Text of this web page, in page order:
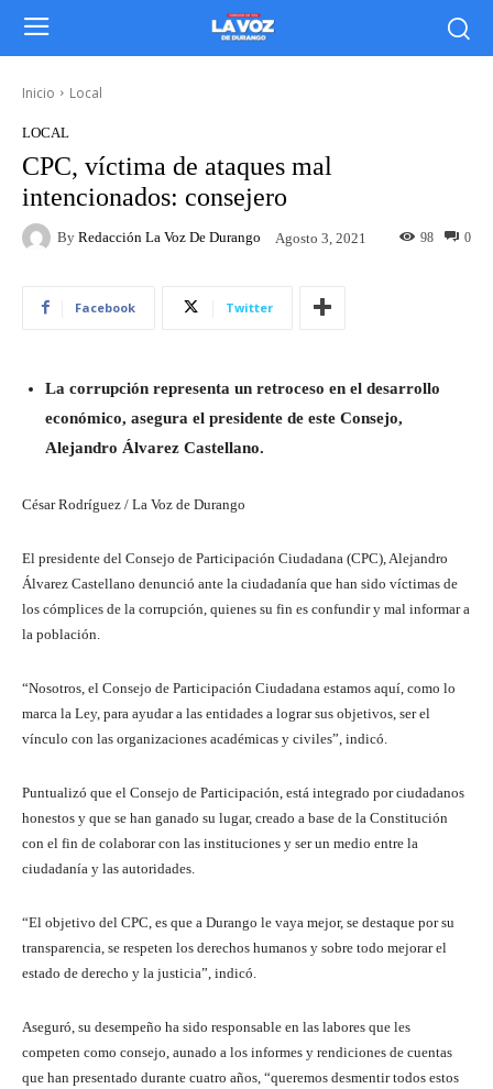
Inicio Local
LOCAL
CPC, víctima de ataques mal
intencionados: consejero
By Redacción La Voz De Durango Agosto 3, 2021 0
98
Facebook Twitter
La corrupción representa un retroceso en el desarrollo
económico, asegura el presidente de este Consejo,
Alejandro Álvarez Castellano.
César Rodríguez / La Voz de Durango
El presidente del Consejo de Participación Ciudadana (CPC), Alejandro
Álvarez Castellano denunció ante la ciudadanía que han sido víctimas de
los cómplices de la corrupción, quienes su fin es confundir y mal informar a
la población.
“Nosotros, el Consejo de Participación Ciudadana estamos aquí, como lo
marca la Ley, para ayudar a las entidades a lograr sus objetivos, ser el
vínculo con las organizaciones académicas y civiles”, indicó.
Puntualizó que el Consejo de Participación, está integrado por ciudadanos
honestos y que se han ganado su lugar, creado a base de la Constitución
con el fin de colaborar con las instituciones y ser un medio entre la
ciudadanía y las autoridades.
“El objetivo del CPC, es que a Durango le vaya mejor, se destaque por su
transparencia, se respeten los derechos humanos y sobre todo mejorar el
estado de derecho y la justicia”, indicó.
Aseguró, su desempeño ha sido responsable en las labores que les
competen como consejo, aunado a los informes y rendiciones de cuentas
que han presentado durante cuatro años, “queremos desmentir todos estos